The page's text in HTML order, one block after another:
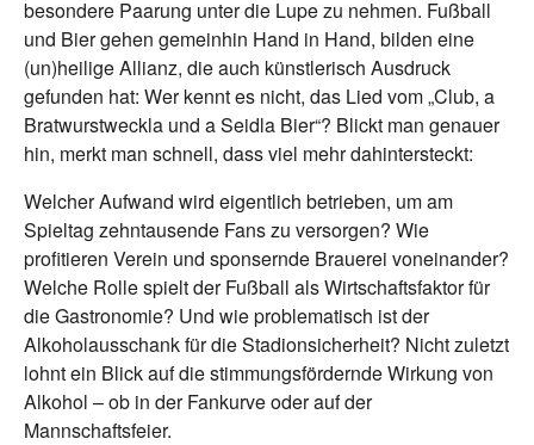
besondere Paarung unter die Lupe zu nehmen. Fußball
und Bier gehen gemeinhin Hand in Hand, bilden eine
(un)heilige Allianz, die auch künstlerisch Ausdruck
gefunden hat: Wer kennt es nicht, das Lied vom „Club, a
Bratwurstweckla und a Seidla Bier“? Blickt man genauer
hin, merkt man schnell, dass viel mehr dahintersteckt:
Welcher Aufwand wird eigentlich betrieben, um am
Spieltag zehntausende Fans zu versorgen? Wie
profitieren Verein und sponsernde Brauerei voneinander?
Welche Rolle spielt der Fußball als Wirtschaftsfaktor für
die Gastronomie? Und wie problematisch ist der
Alkoholausschank für die Stadionsicherheit? Nicht zuletzt
lohnt ein Blick auf die stimmungsfördernde Wirkung von
Alkohol – ob in der Fankurve oder auf der
Mannschaftsfeier.